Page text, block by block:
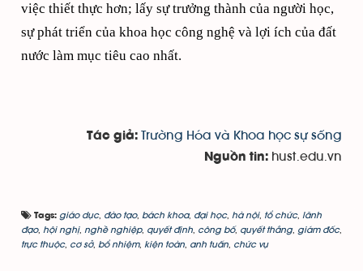
việc thiết thực hơn; lấy sự trưởng thành của người học,
sự phát triển của khoa học công nghệ và lợi ích của đất
nước làm mục tiêu cao nhất.
Tác giả: Trường Hóa và Khoa học sự sống
Nguồn tin: hust.edu.vn
Tags: giáo dục, đào tạo, bách khoa, đại học, hà nội, tổ chức, lãnh
đạo, hội nghị, nghề nghiệp, quyết định công bố, quyết thắng, giám đốc,
trực thuộc, cơ sở, bổ nhiệm, kiện toàn anh tuấn chức vụ